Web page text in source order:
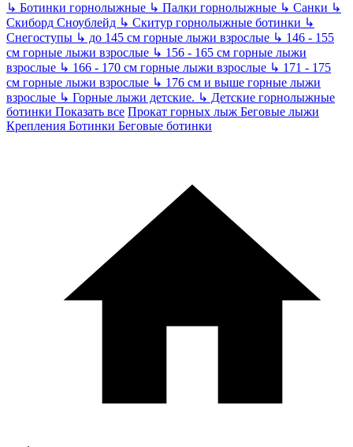
↳ Ботинки горнолыжные ↳ Палки горнолыжные ↳ Санки ↳
Скиборд Сноублейд ↳ Скитур горнолыжные ботинки ↳
Снегоступы ↳ до 145 см горные лыжи взрослые ↳ 146 - 155
см горные лыжи взрослые ↳ 156 - 165 см горные лыжи
взрослые ↳ 166 - 170 см горные лыжи взрослые ↳ 171 - 175
см горные лыжи взрослые ↳ 176 см и выше горные лыжи
взрослые ↳ Горные лыжи детские. ↳ Детские горнолыжные
ботинки Показать все Прокат горных лыж Беговые лыжи
Крепления Ботинки Беговые ботинки